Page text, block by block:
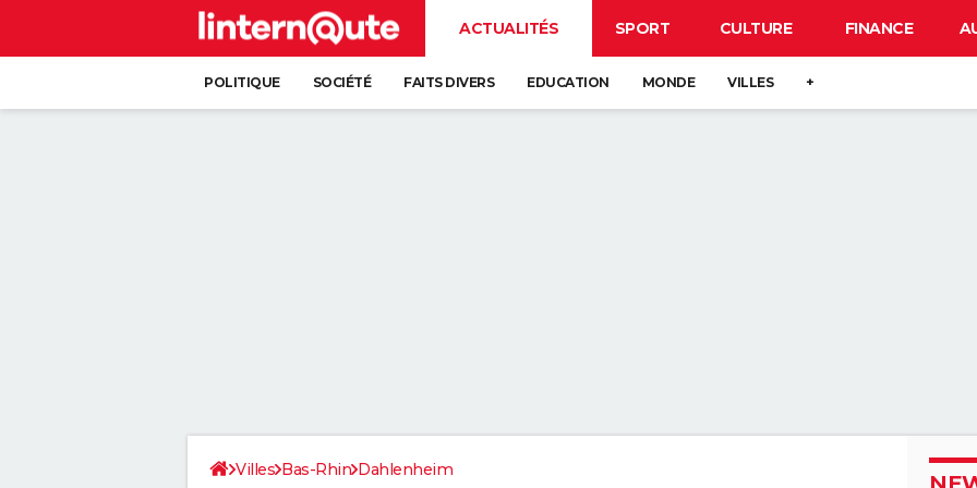
ACTUALITÉS SPORT CULTURE FINANCE
POLITIQUE SOCIÉTÉ FAITS DIVERS EDUCATION MONDE VILLES +
Villes Bas-Rhin Dahlenheim